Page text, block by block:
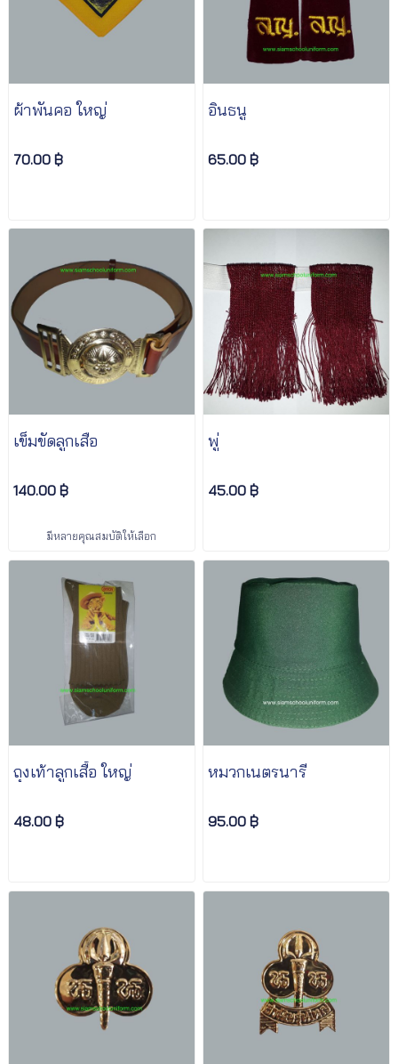
ผ้าพันคอ ใหญ่
70.00 ฿
อินธนู
65.00 ฿
เข็มขัดลูกเสือ
140.00 ฿
มีหลายคุณสมบัติให้เลือก
พู่
45.00 ฿
ถุงเท้าลูกเสื้อ ใหญ่
48.00 ฿
หมวกเนตรนารี
95.00 ฿